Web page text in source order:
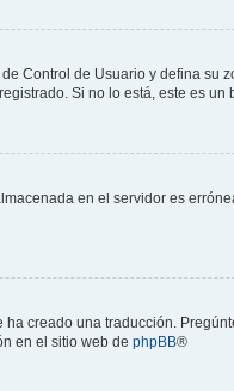
Control de Usuario y defina su
Si no lo está, este es un
en el servidor es
creado una traducción.
en el sitio web de phpBB®